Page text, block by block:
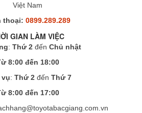
Việt Nam
thoại: 0899.289.289
GIAN LÀM VIỆC
: Thứ 2đến Chủ nhật
8:00 đến 18:00
vụ: Thứ 2 đến Thứ 7
8:00 đến 17:00